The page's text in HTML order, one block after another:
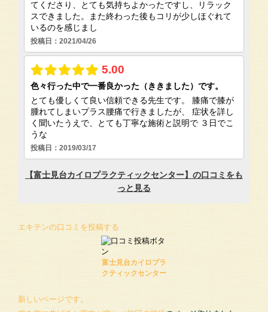
エキテンの口コミを投稿する
富士見台カイロプラ
クティックセンター
新しいページです。